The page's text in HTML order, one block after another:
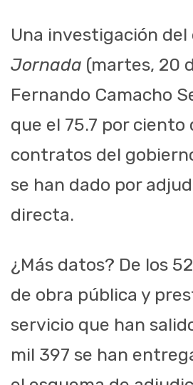
Una investigación del
Jornada (martes, 20
Fernando Camacho
que el 75.7 por ciento
contratos del
se han dado por
directa.
¿Más datos? De los
de obra pública y
servicio que han
mil 397 se han